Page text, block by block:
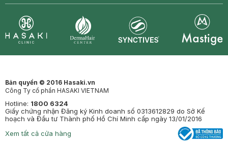
Bản quyền © 2016 Hasaki.vn
Công Ty cổ phần HASAKI VIETNAM
Hotline: 1800 6324
Giấy chứng nhận Đăng ký Kinh doanh số 0313612829 do Sở Kế
hoạch và Đầu tư Thành phố Hồ Chí Minh cấp ngày 13/01/2016
Xem tất cả cửa hàng